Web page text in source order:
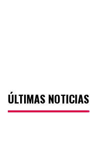
ÚLTIMAS NOTICIAS